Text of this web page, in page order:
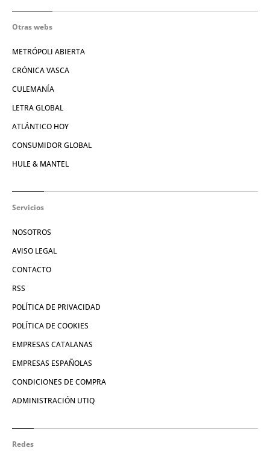
Otras webs
METRÓPOLI ABIERTA
CRÓNICA VASCA
CULEMANÍA
LETRA GLOBAL
ATLÁNTICO HOY
CONSUMIDOR GLOBAL
HULE & MANTEL
Servicios
NOSOTROS
AVISO LEGAL
CONTACTO
RSS
POLÍTICA DE PRIVACIDAD
POLÍTICA DE COOKIES
EMPRESAS CATALANAS
EMPRESAS ESPAÑOLAS
CONDICIONES DE COMPRA
ADMINISTRACIÓN UTIQ
Redes